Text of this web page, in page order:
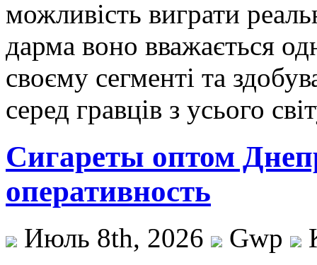
можливість виграти
дарма воно вважається
своєму сегменті та
серед гравців з усього
Сигареты оптом
оперативность
Июль 8th, 2026 Gwp